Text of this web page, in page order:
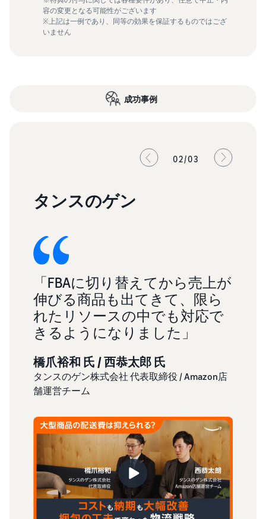
容の変更となる可能性がございます
※上記は一例であり、同等の効果を保証するものではござ
いません
成功事例
02/03
タンスのゲン
「FBAに切り替えてから売上が
伸びる商品も出てきて、限ら
れたリソースの中でも対応で
きるようになりました」
橋爪裕和 氏 / 西恭太郎 氏
タンスのゲン株式会社 代表取締役 / Amazon店
舗運営チーム